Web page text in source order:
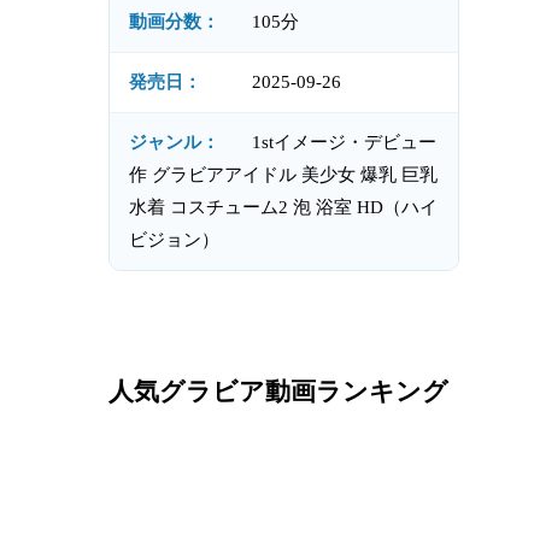
動画分数： 105分
発売日： 2025-09-26
ジャンル：
1stイメージ・デビュー
作 グラビアアイドル 美少女 爆乳 巨乳
水着 コスチューム2 泡 浴室 HD（ハイ
ビジョン）
人気グラビア動画ランキング